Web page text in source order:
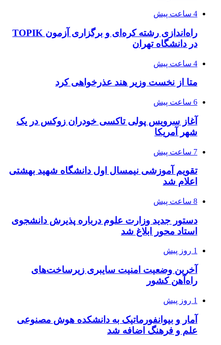
4 ساعت پیش
راه‌اندازی رشته کره‌ای و برگزاری آزمون TOPIK
در دانشگاه تهران
4 ساعت پیش
متا از نخست وزیر هند عذرخواهی کرد
6 ساعت پیش
آغاز سرویس پولی تاکسی خودران زوکس در یک
شهر آمریکا
7 ساعت پیش
تقویم آموزشی نیمسال اول دانشگاه شهید بهشتی
اعلام شد
8 ساعت پیش
دستور جدید وزارت علوم درباره پذیرش دانشجوی
استاد محور ابلاغ شد
1 روز پیش
آخرین وضعیت امنیت سایبری زیرساخت‌های
راه‌آهن کشور
1 روز پیش
آمار و بیوانفورماتیک به دانشکده هوش مصنوعی
علم و فرهنگ اضافه شد